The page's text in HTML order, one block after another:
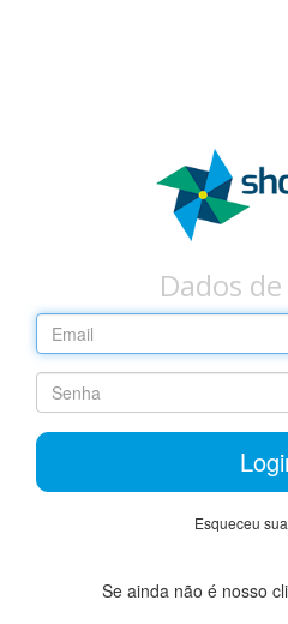
Dados
Esqueceu
Se ainda não é